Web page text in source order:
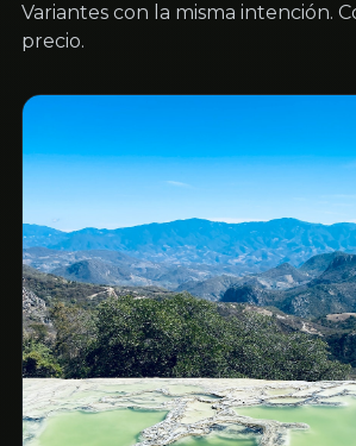
Variantes con la misma intención.
precio.